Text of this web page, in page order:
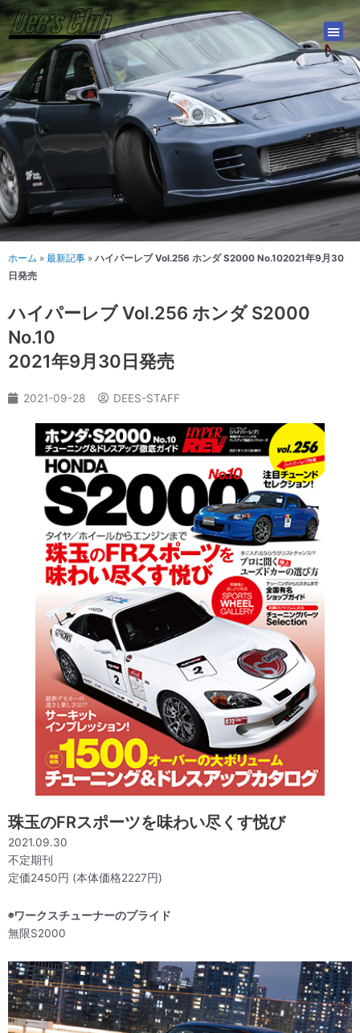
内
容
を
ス
キ
ッ
プ
ホーム » 最新記事 » ハイパーレブ Vol.256 ホンダ S2000 No.102021年9月30
日発売
ハイパーレブ Vol.256 ホンダ S2000
No.10
2021年9月30日発売
2021-09-28 DEES-STAFF
珠玉のFRスポーツを味わい尽くす悦び
2021.09.30
不定期刊
定価2450円 (本体価格2227円)
◉ワークスチューナーのプライド
無限S2000